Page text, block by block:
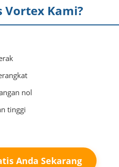
Vortex Kami?
nol
tinggi
Anda Sekarang